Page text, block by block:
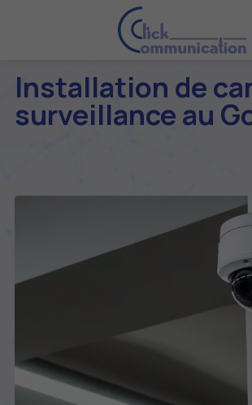
Installation de
surveillance au